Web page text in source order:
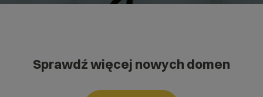
Sprawdź więcej nowych domen